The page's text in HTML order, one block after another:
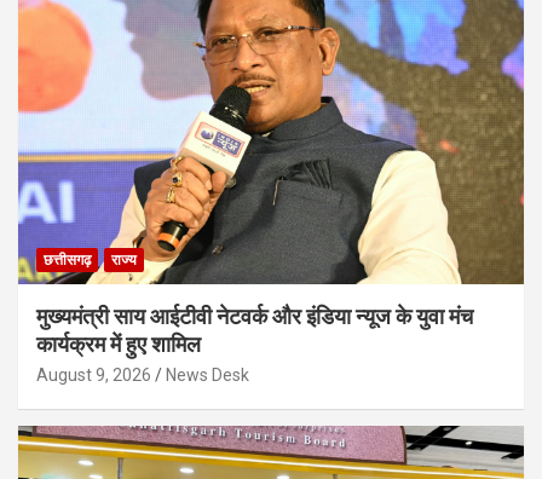
छत्तीसगढ़ राज्य
मुख्यमंत्री साय आईटीवी नेटवर्क और इंडिया न्यूज के युवा मंच
कार्यक्रम में हुए शामिल
August 9, 2026 News Desk